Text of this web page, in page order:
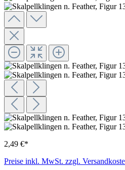
2,49 €*
Preise inkl. MwSt. zzgl.